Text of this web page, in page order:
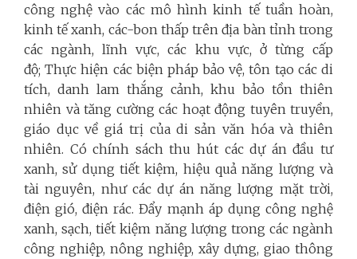
công nghệ vào các mô hình kinh tế tuần hoàn,
kinh tế xanh, các-bon thấp trên địa bàn tỉnh trong
các ngành, lĩnh vực, các khu vực, ở từng cấp
độ; Thực hiện các biện pháp bảo vệ, tôn tạo các di
tích, danh lam thắng cảnh, khu bảo tồn thiên
nhiên và tăng cường các hoạt động tuyên truyền,
giáo dục về giá trị của di sản văn hóa và thiên
nhiên. Có chính sách thu hút các dự án đầu tư
xanh, sử dụng tiết kiệm, hiệu quả năng lượng và
tài nguyên, như các dự án năng lượng mặt trời,
điện gió, điện rác. Đẩy mạnh áp dụng công nghệ
xanh, sạch, tiết kiệm năng lượng trong các ngành
công nghiệp, nông nghiệp, xây dựng, giao thông